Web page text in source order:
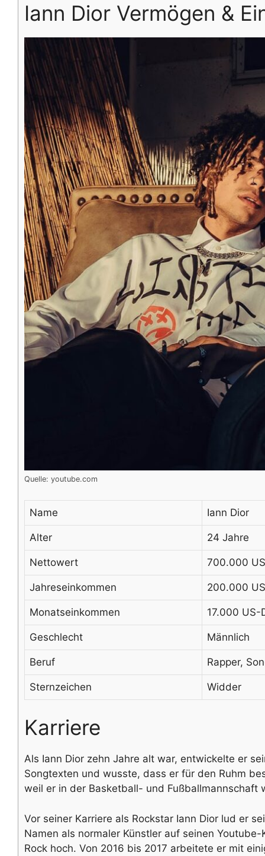
Iann Dior Vermögen &
Quelle: youtube.com
Name Iann Dior
Alter 24 Jahre
Nettowert 700.000
Jahreseinkommen 200.000
Monatseinkommen 17.000 US-
Geschlecht Männlich
Beruf Rapper,
Sternzeichen Widder
Karriere
Als Iann Dior zehn Jahre alt war, entwickelte er
Songtexten und wusste, dass er für den Ruhm
weil er in der Basketball- und Fußballmannschaft
Vor seiner Karriere als Rockstar Iann Dior lud er
Namen als normaler Künstler auf seinen
Rock hoch. Von 2016 bis 2017 arbeitete er mit